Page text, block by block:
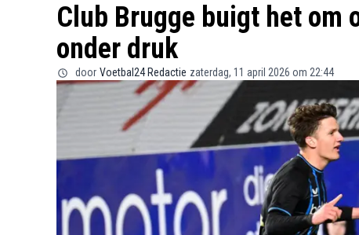
Club Brugge buigt het om
onder druk
door Voetbal24 Redactie zaterdag, 11 april 2026 om 22:44